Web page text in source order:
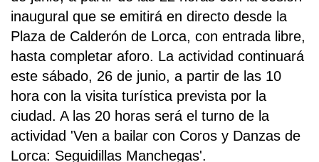
inaugural que se emitirá en directo desde la
Plaza de Calderón de Lorca, con entrada libre,
hasta completar aforo. La actividad continuará
este sábado, 26 de junio, a partir de las 10
hora con la visita turística prevista por la
ciudad. A las 20 horas será el turno de la
actividad 'Ven a bailar con Coros y Danzas de
Lorca: Seguidillas Manchegas'.